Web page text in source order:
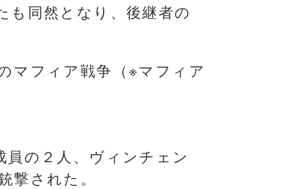
も同然となり、後継者の
マフィア戦争（※マフィア
の２人、ヴィンチェン
撃された。